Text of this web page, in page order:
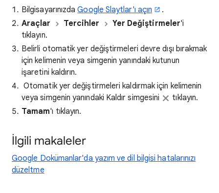
BilgisayarınızdaGoogle Slaytlar'ı açın
.
Araçlar
Tercihler Yer Değiştirmeler'i
tıklayın.
Belirli otomatik yer değiştirmeleri devre dışı bırakmak
için kelimenin veya simgenin yanındaki kutunun
işaretini kaldırın.
Otomatik yer değiştirmeleri kaldırmak için kelimenin
veya simgenin yanındaki Kaldır simgesini
tıklayın.
Tamam'ı tıklayın.
İlgili makaleler
Google Dokümanlar'da yazım ve dil bilgisi hatalarınızı
düzeltme